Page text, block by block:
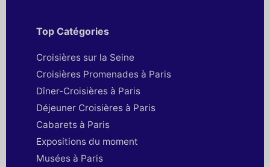
Top Catégories
Croisières sur la Seine
Croisières Promenades à Paris
Dîner-Croisières à Paris
Déjeuner Croisières à Paris
Cabarets à Paris
Expositions du moment
Musées à Paris